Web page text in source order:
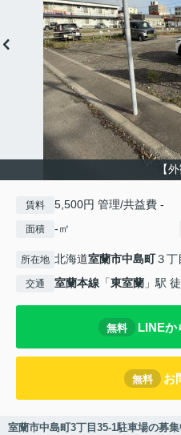
【
賃料 5,500円 管理/共益費 -
面積 -㎡
所在地 北海道室蘭市中島町３丁
交通 室蘭本線 「東室蘭 」駅
無料 LINEか
無料 お
室蘭市中島町3丁目35-1駐車場の募